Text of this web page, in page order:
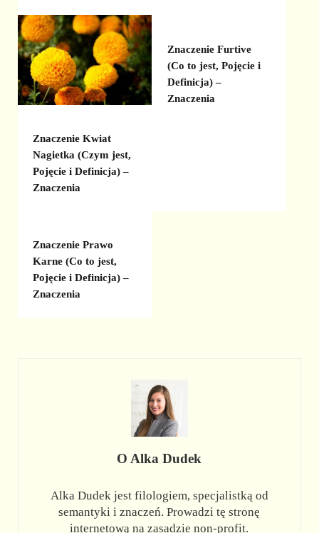
Znaczenie Kwiat
Nagietka (Czym jest,
Pojęcie i Definicja) –
Znaczenia
Znaczenie Furtive
(Co to jest, Pojęcie i
Definicja) –
Znaczenia
Znaczenie Prawo
Karne (Co to jest,
Pojęcie i Definicja) –
Znaczenia
O Alka Dudek
Alka Dudek jest filologiem, specjalistką od
semantyki i znaczeń. Prowadzi tę stronę
internetową na zasadzie non-profit.